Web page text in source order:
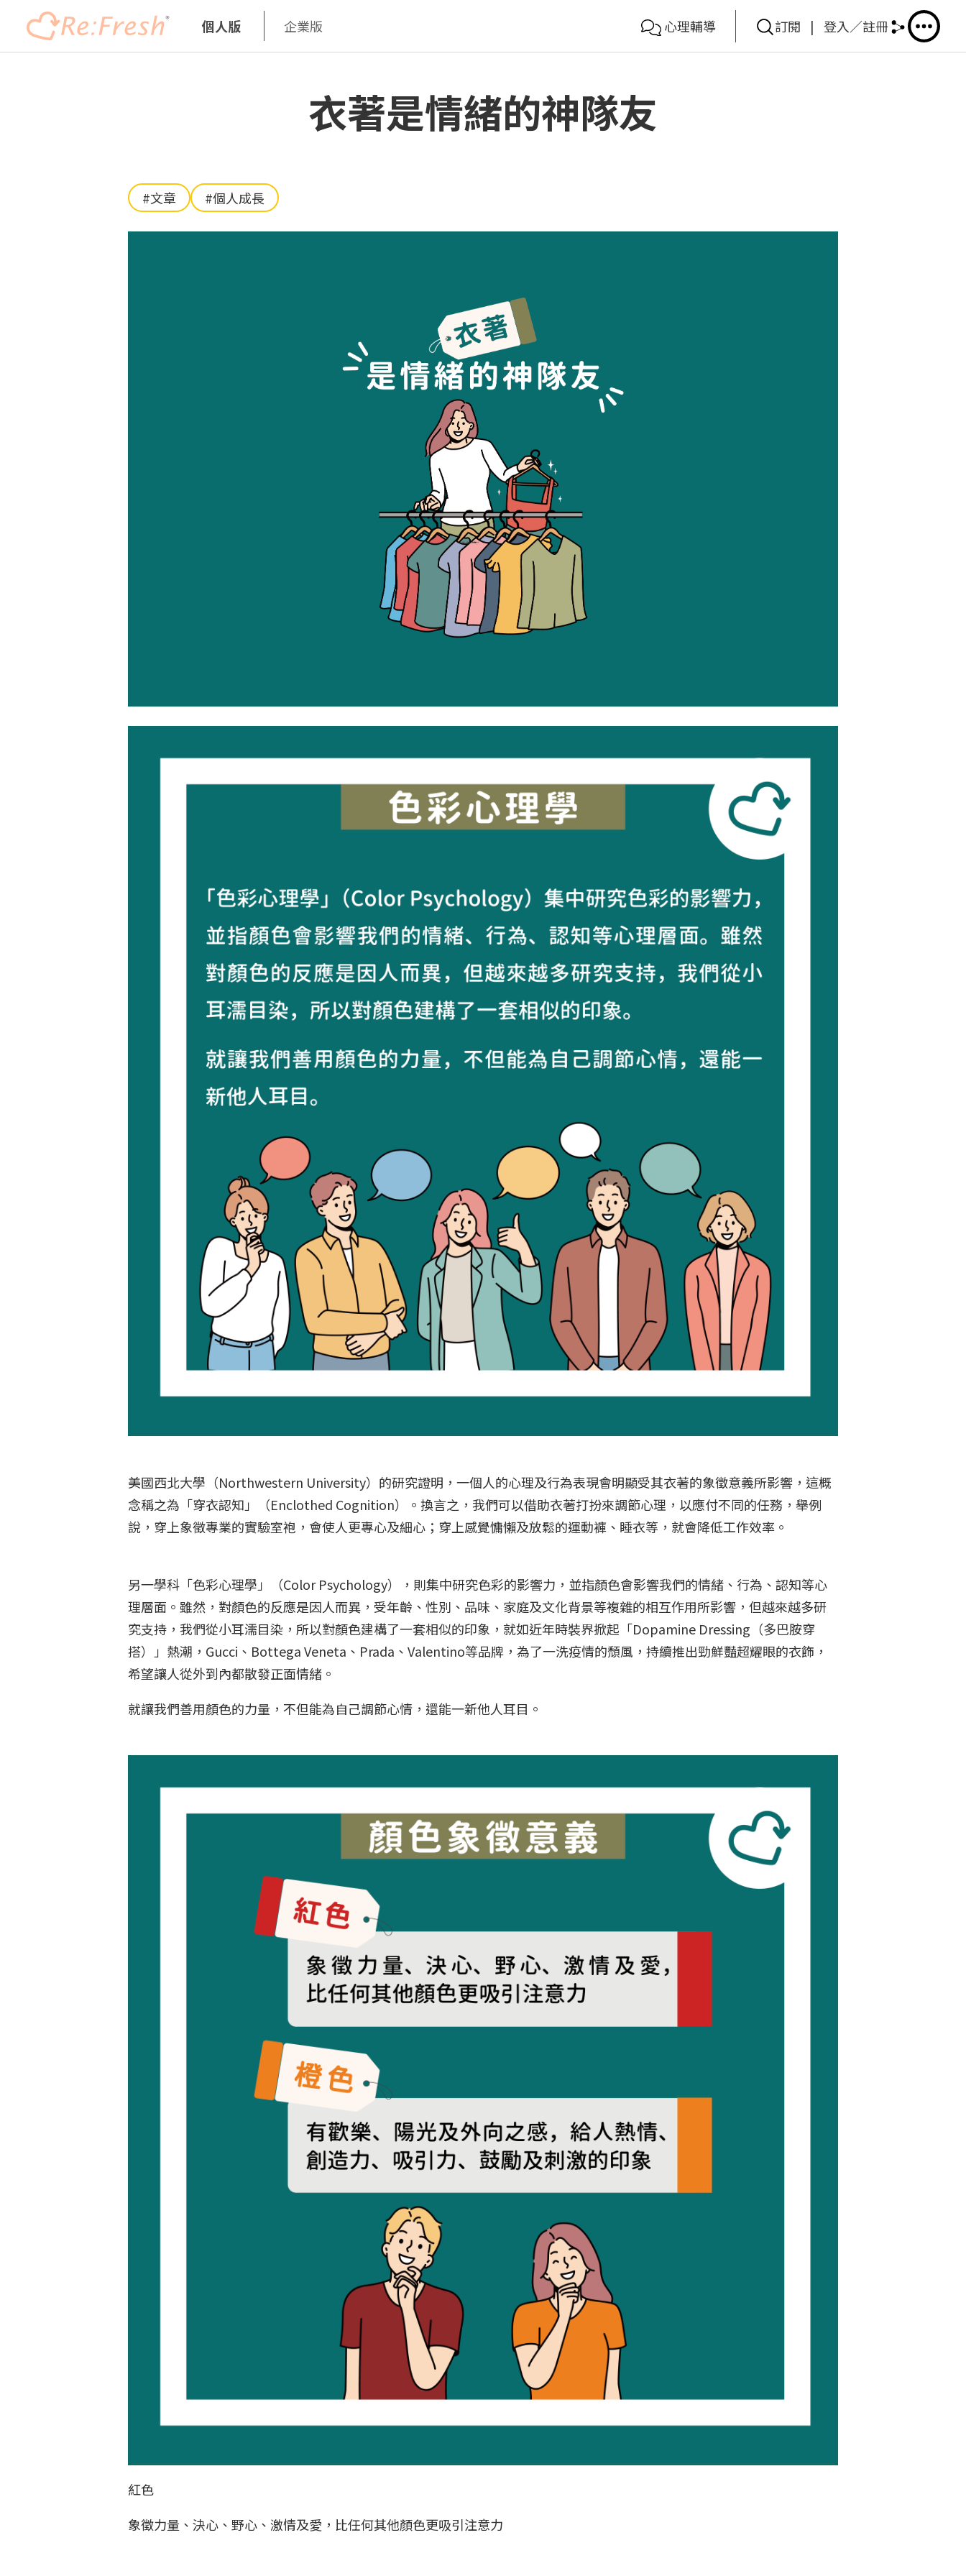
個人版 企業版 心理輔導 訂閱 | 登入／註冊
衣著是情緒的神隊友
#文章 #個人成長
美國西北大學（Northwestern University）的研究證明，一個人的心理及行為表現會明顯受其衣著的象徵意義所影響，這概
念稱之為「穿衣認知」（Enclothed Cognition）。換言之，我們可以借助衣著打扮來調節心理，以應付不同的任務，舉例
說，穿上象徵專業的實驗室袍，會使人更專心及細心；穿上感覺慵懶及放鬆的運動褲、睡衣等，就會降低工作效率。
另一學科「色彩心理學」（Color Psychology），則集中研究色彩的影響力，並指顏色會影響我們的情緒、行為、認知等心
理層面。雖然，對顏色的反應是因人而異，受年齡、性別、品味、家庭及文化背景等複雜的相互作用所影響，但越來越多研
究支持，我們從小耳濡目染，所以對顏色建構了一套相似的印象，就如近年時裝界掀起「Dopamine Dressing（多巴胺穿
搭）」熱潮，Gucci、Bottega Veneta、Prada、Valentino等品牌，為了一洗疫情的頹風，持續推出勁鮮豔超耀眼的衣飾，
希望讓人從外到內都散發正面情緒。
就讓我們善用顏色的力量，不但能為自己調節心情，還能一新他人耳目。
紅色
象徵力量、決心、野心、激情及愛，比任何其他顏色更吸引注意力